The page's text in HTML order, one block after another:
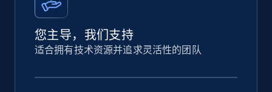
您主导，我们支持
适合拥有技术资源并追求灵活性的团队